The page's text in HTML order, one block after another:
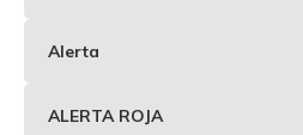
Alerta
ALERTA ROJA